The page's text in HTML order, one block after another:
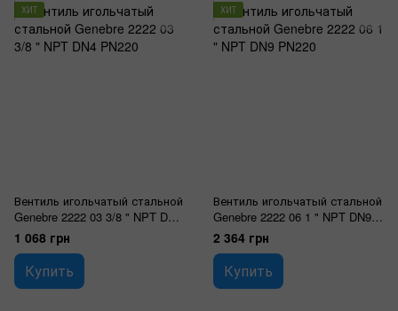
ХИТ
Вентиль игольчатый стальной
Genebre 2222 03 3/8 " NPT DN4
PN220
1 068 грн
Купить
ХИТ
Вентиль игольчатый стальной
Genebre 2222 06 1 " NPT DN9
PN220
2 364 грн
Купить